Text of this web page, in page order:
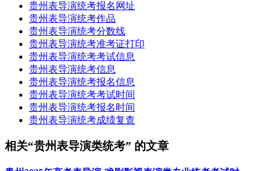
贵州表导演统考报名网址
贵州表导演统考作品
贵州表导演统考分数线
贵州表导演统考准考证打印
贵州表导演统考考试信息
贵州表导演统考信息
贵州表导演统考报名信息
贵州表导演统考考试时间
贵州表导演统考报名时间
贵州表导演统考成绩复查
相关“贵州表导演类统考” 的文章